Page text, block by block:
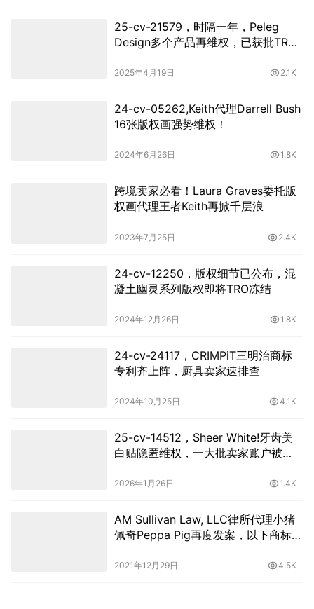
25-cv-21579，时隔一年，Peleg
Design多个产品再维权，已获批TRO
2025年4月19日 2.1K
24-cv-05262,Keith代理Darrell Bush
16张版权画强势维权！
2024年6月26日 1.8K
跨境卖家必看！Laura Graves委托版
权画代理王者Keith再掀千层浪
2023年7月25日 2.4K
24-cv-12250，版权细节已公布，混
凝土幽灵系列版权即将TRO冻结
2024年12月26日 1.8K
24-cv-24117，CRIMPiT三明治商标
专利齐上阵，厨具卖家速排查
2024年10月25日 4.1K
25-cv-14512，Sheer White!牙齿美
白贴隐匿维权，一大批卖家账户被
2026年1月26日 1.4K
AM Sullivan Law, LLC律所代理小猪
佩奇Peppa Pig再度发案，以下商标版
2021年12月29日 4.5K